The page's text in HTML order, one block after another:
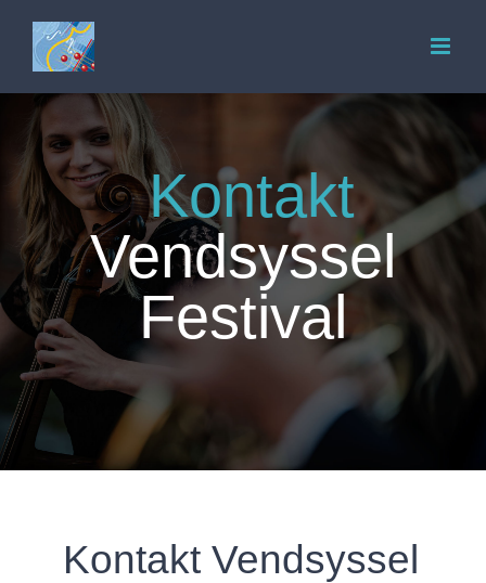
content
Kontakt
Vendsyssel
Festival
Kontakt Vendsyssel